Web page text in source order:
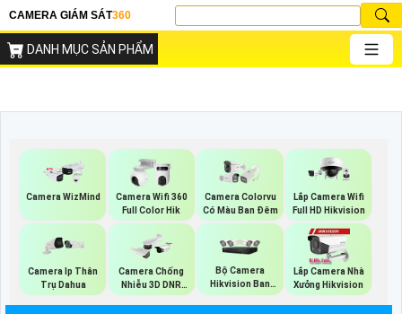
CAMERA GIÁM SÁT360
DANH MỤC SẢN PHẨM
Camera WizMind
Camera Wifi 360
Full Color Hik
Camera Colorvu
Có Màu Ban Đêm
Lắp Camera Wifi
Full HD Hikvision
Camera Ip Thân
Trụ Dahua
Camera Chống
Nhiễu 3D DNR
Hikvison
Bộ Camera
Hikvision Ban
Đêm Có Màu
Lắp Camera Nhà
Xưởng Hikvision